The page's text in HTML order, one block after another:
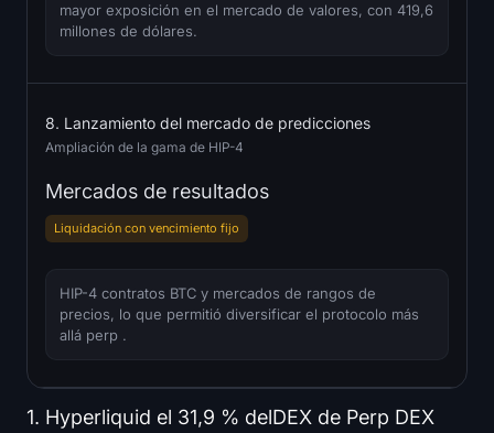
mayor exposición en el mercado de valores, con 419,6
millones de dólares.
8. Lanzamiento del mercado de predicciones
Ampliación de la gama de HIP-4
Mercados de resultados
Liquidación con vencimiento fijo
HIP-4 contratos BTC y mercados de rangos de
precios, lo que permitió diversificar el protocolo más
allá perp .
1. Hyperliquid el 31,9 % delDEX de Perp DEX